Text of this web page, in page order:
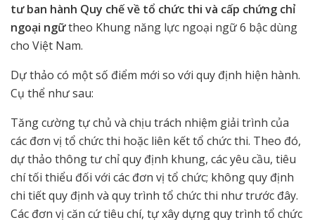
tư ban hành Quy chế về tổ chức thi và cấp chứng chỉ
ngoại ngữtheo Khung năng lực ngoại ngữ 6 bậc dùng
cho Việt Nam.
Dự thảo có một số điểm mới so với quy định hiện hành.
Cụ thể như sau:
Tăng cường tự chủ và chịu trách nhiệm giải trình của
các đơn vị tổ chức thi hoặc liên kết tổ chức thi. Theo đó,
dự thảo thông tư chỉ quy định khung, các yêu cầu, tiêu
chí tối thiểu đối với các đơn vị tổ chức; không quy định
chi tiết quy định và quy trình tổ chức thi như trước đây.
Các đơn vị căn cứ tiêu chí, tự xây dựng quy trình tổ chức